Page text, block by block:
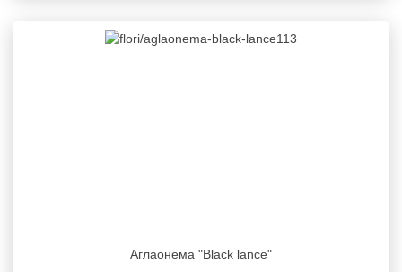
Аглаонема "Black lance"